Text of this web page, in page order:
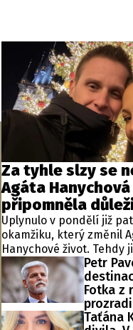
fotografie,
Za tyhle slzy se
Agáta
připomněla
Uplynulo v pondělí již
okamžiku, který změnil
Hanychové život. Tehdy
jako rebelku ze stránek
médií. Jenže v létě 2011
docela jiný životní
Petr
Fotka z
Taťána